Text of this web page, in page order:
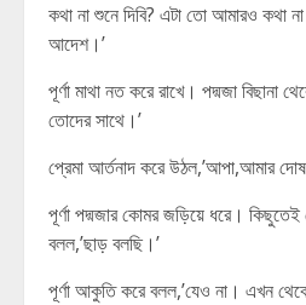
কথা না শুনে দিবি? এটা তো আমারও কথা
আদেশ।’
পূর্ণা মাথা নত করে রাখে। পদ্মজা বিছানা
তোদের সাথে।’
প্রেমা আর্তনাদ করে উঠল,’আপা,আমার দোষ
পূর্ণা পদ্মজার কোমর জড়িয়ে ধরে। কিছুতেই
বলল,’ছাড় বলছি।’
পূর্ণা আকুতি করে বলল,’যেও না। এখন